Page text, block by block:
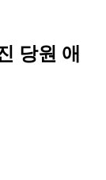
당원 애